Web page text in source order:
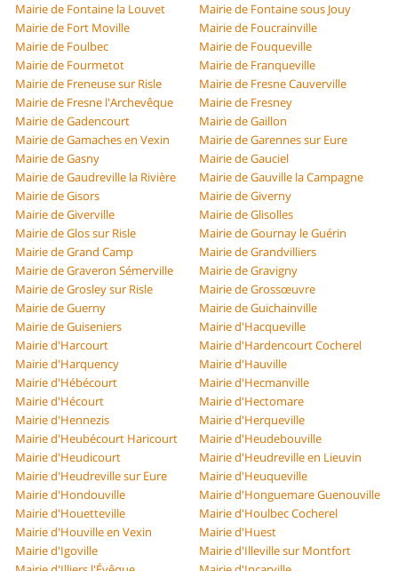
Mairie de Fontaine la Louvet
Mairie de Fontaine sous Jouy
Mairie de Fort Moville
Mairie de Foucrainville
Mairie de Foulbec
Mairie de Fouqueville
Mairie de Fourmetot
Mairie de Franqueville
Mairie de Freneuse sur Risle
Mairie de Fresne Cauverville
Mairie de Fresne l'Archevêque
Mairie de Fresney
Mairie de Gadencourt
Mairie de Gaillon
Mairie de Gamaches en Vexin
Mairie de Garennes sur Eure
Mairie de Gasny
Mairie de Gauciel
Mairie de Gaudreville la Rivière
Mairie de Gauville la Campagne
Mairie de Gisors
Mairie de Giverny
Mairie de Giverville
Mairie de Glisolles
Mairie de Glos sur Risle
Mairie de Gournay le Guérin
Mairie de Grand Camp
Mairie de Grandvilliers
Mairie de Graveron Sémerville
Mairie de Gravigny
Mairie de Grosley sur Risle
Mairie de Grossœuvre
Mairie de Guerny
Mairie de Guichainville
Mairie de Guiseniers
Mairie d'Hacqueville
Mairie d'Harcourt
Mairie d'Hardencourt Cocherel
Mairie d'Harquency
Mairie d'Hauville
Mairie d'Hébécourt
Mairie d'Hecmanville
Mairie d'Hécourt
Mairie d'Hectomare
Mairie d'Hennezis
Mairie d'Herqueville
Mairie d'Heubécourt Haricourt
Mairie d'Heudebouville
Mairie d'Heudicourt
Mairie d'Heudreville en Lieuvin
Mairie d'Heudreville sur Eure
Mairie d'Heuqueville
Mairie d'Hondouville
Mairie d'Honguemare Guenouville
Mairie d'Houetteville
Mairie d'Houlbec Cocherel
Mairie d'Houville en Vexin
Mairie d'Huest
Mairie d'Igoville
Mairie d'Illeville sur Montfort